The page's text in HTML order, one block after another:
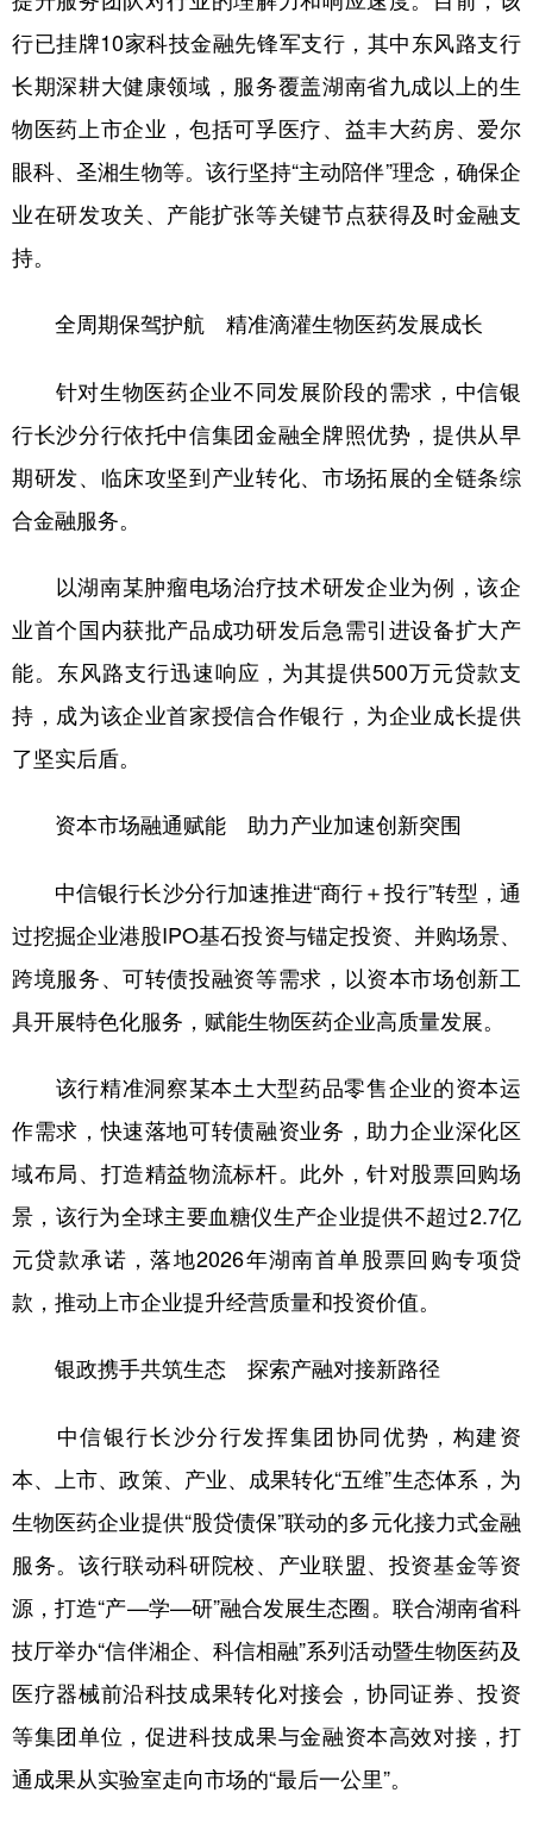
地方频道
北京 天津 河北 山西
辽宁 吉林 上海 江苏
浙江 安徽 福建 江西
山东 河南 湖北 湖南
四川 贵州 云南 西藏
陕西 甘肃 青海 宁夏
新疆 内蒙古 黑龙江
多语种频道
English Español Français عربى
Русский язык 日本語 한국어
Deutsch Português
行已挂牌10家科技金融先锋军支行，其中东风路支行
长期深耕大健康领域，服务覆盖湖南省九成以上的生
物医药上市企业，包括可孚医疗、益丰大药房、爱尔
眼科、圣湘生物等。该行坚持“主动陪伴”理念，确保企
业在研发攻关、产能扩张等关键节点获得及时金融支
持。
全周期保驾护航 精准滴灌生物医药发展成长
针对生物医药企业不同发展阶段的需求，中信银
行长沙分行依托中信集团金融全牌照优势，提供从早
期研发、临床攻坚到产业转化、市场拓展的全链条综
合金融服务。
以湖南某肿瘤电场治疗技术研发企业为例，该企
业首个国内获批产品成功研发后急需引进设备扩大产
能。东风路支行迅速响应，为其提供500万元贷款支
持，成为该企业首家授信合作银行，为企业成长提供
了坚实后盾。
资本市场融通赋能 助力产业加速创新突围
中信银行长沙分行加速推进“商行＋投行”转型，通
过挖掘企业港股IPO基石投资与锚定投资、并购场景、
跨境服务、可转债投融资等需求，以资本市场创新工
具开展特色化服务，赋能生物医药企业高质量发展。
该行精准洞察某本土大型药品零售企业的资本运
作需求，快速落地可转债融资业务，助力企业深化区
域布局、打造精益物流标杆。此外，针对股票回购场
景，该行为全球主要血糖仪生产企业提供不超过2.7亿
元贷款承诺，落地2026年湖南首单股票回购专项贷
款，推动上市企业提升经营质量和投资价值。
银政携手共筑生态 探索产融对接新路径
中信银行长沙分行发挥集团协同优势，构建资
本、上市、政策、产业、成果转化“五维”生态体系，为
生物医药企业提供“股贷债保”联动的多元化接力式金融
服务。该行联动科研院校、产业联盟、投资基金等资
源，打造“产—学—研”融合发展生态圈。联合湖南省科
技厅举办“信伴湘企、科信相融”系列活动暨生物医药及
医疗器械前沿科技成果转化对接会，协同证券、投资
等集团单位，促进科技成果与金融资本高效对接，打
通成果从实验室走向市场的“最后一公里”。